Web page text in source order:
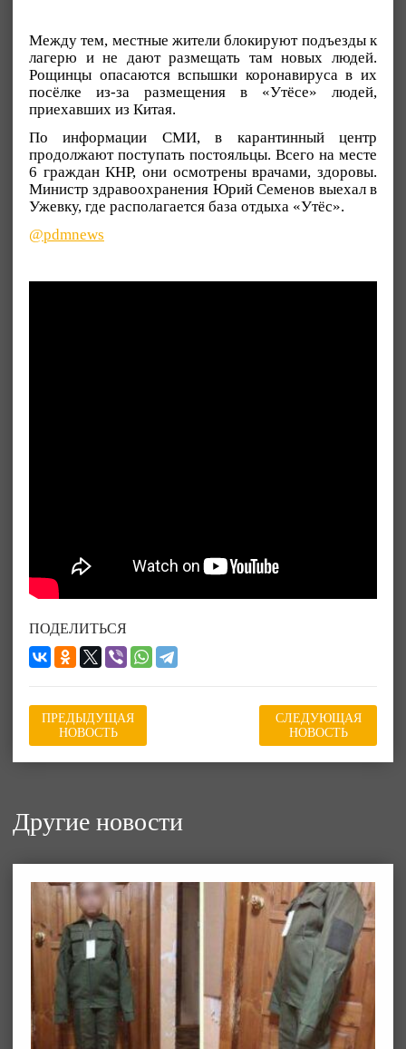
Между тем, местные жители блокируют подъезды к
лагерю и не дают размещать там новых людей.
Рощинцы опасаются вспышки коронавируса в их
посёлке из-за размещения в «Утёсе» людей,
приехавших из Китая.
По информации СМИ, в карантинный центр
продолжают поступать постояльцы. Всего на месте
6 граждан КНР, они осмотрены врачами, здоровы.
Министр здравоохранения Юрий Семенов выехал в
Ужевку, где располагается база отдыха «Утёс».
@pdmnews
ПОДЕЛИТЬСЯ
ПРЕДЫДУЩАЯ
НОВОСТЬ
СЛЕДУЮЩАЯ
НОВОСТЬ
Другие новости